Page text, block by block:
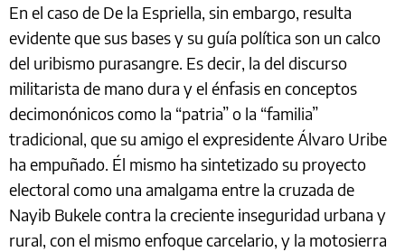
En el caso de De la Espriella, sin embargo, resulta
evidente que sus bases y su guía política son un calco
del uribismo purasangre. Es decir, la del discurso
militarista de mano dura y el énfasis en conceptos
decimonónicos como la “patria” o la “familia”
tradicional, que su amigo el expresidente Álvaro Uribe
ha empuñado. Él mismo ha sintetizado su proyecto
electoral como una amalgama entre la cruzada de
Nayib Bukele contra la creciente inseguridad urbana y
rural, con el mismo enfoque carcelario, y la motosierra